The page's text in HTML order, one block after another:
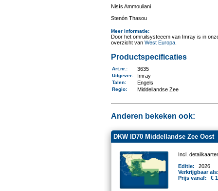
Nisís Ammouliani
Stenón Thasou
Meer informatie:
Door het omruilsysteeem van Imray is in
overzicht van West Europa.
Productspecificaties
Art.nr. : 3635
Uitgever: Imray
Talen: Engels
Regio: Middellandse Zee
Anderen bekeken ook:
DKW ID70 Middellandse Zee Oost
Incl.
Editie:
2026
Verkrijgbaar
Prijs vanaf:
€